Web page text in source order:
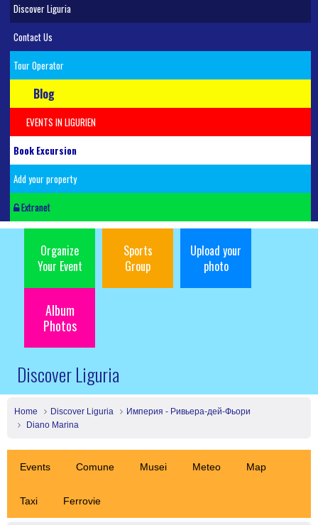
Discover Liguria
Contact Us
Tour Operator
Blog
EVENTS IN LIGURIEN
Book Excursion
Add your property
Extranet
Organize
Your Event
Sports
Group
Upload your
photo
Album
Photos
Discover Liguria
Home Discover Liguria
Империя - Ривьера-дей-Фьори
Diano Marina
Events Comune Musei Meteo Map
Taxi Ferrovie